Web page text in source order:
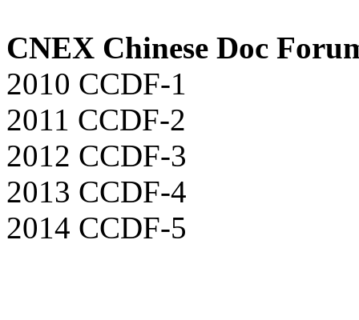
CNEX Chinese Doc
2010 CCDF-1
2011 CCDF-2
2012 CCDF-3
2013 CCDF-4
2014 CCDF-5